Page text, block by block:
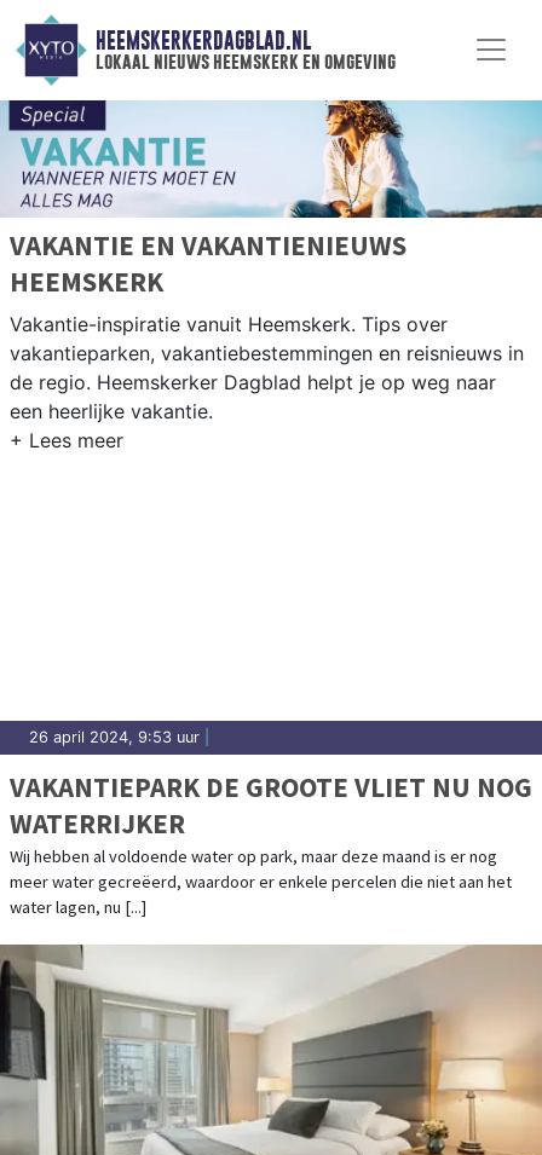
HEEMSKERKERDAGBLAD.NL
lokaal nieuws heemskerk en omgeving
VAKANTIE EN VAKANTIENIEUWS
HEEMSKERK
Vakantie-inspiratie vanuit Heemskerk. Tips over
vakantieparken, vakantiebestemmingen en reisnieuws in
de regio. Heemskerker Dagblad helpt je op weg naar
een heerlijke vakantie.
26 april 2024, 9:53 uur
VAKANTIEPARK DE GROOTE VLIET NU NOG
WATERRIJKER
Wij hebben al voldoende water op park, maar deze maand is er nog
meer water gecreëerd, waardoor er enkele percelen die niet aan het
water lagen, nu [...]